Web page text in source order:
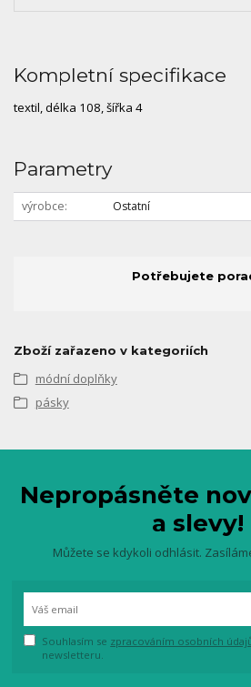
Kompletní specifikace
textil, délka 108, šířka 4
Parametry
výrobce Ostatní
Potřebujete
Zboží zařazeno v kategoriích
módní doplňky
pásky
Nepropásněte
a slevy!
Můžete se kdykoli odhlásit.
Souhlasím se zpracováním osobních
newsletteru.